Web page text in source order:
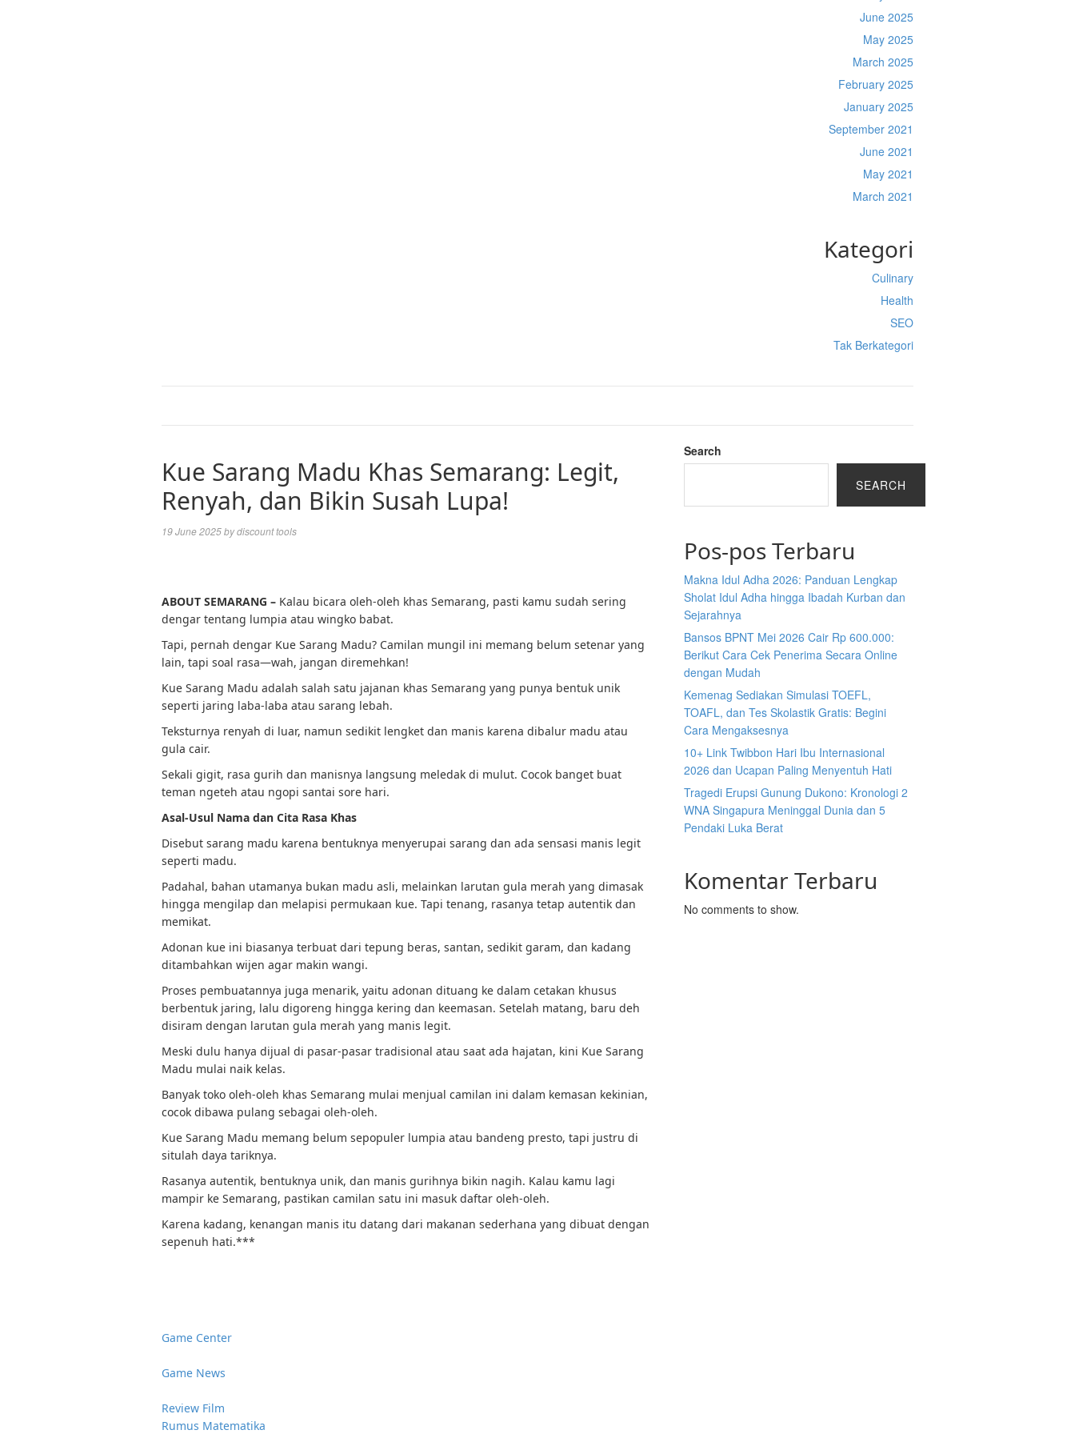
June 2025
May 2025
March 2025
February 2025
January 2025
September 2021
June 2021
May 2021
March 2021
Kategori
Culinary
Health
SEO
Tak Berkategori
Kue Sarang Madu Khas Semarang: Legit,
Renyah, dan Bikin Susah Lupa!
19 June 2025bydiscount tools
ABOUT SEMARANG – Kalau bicara oleh-oleh khas Semarang, pasti kamu sudah sering
dengar tentang lumpia atau wingko babat.
Tapi, pernah dengar Kue Sarang Madu? Camilan mungil ini memang belum setenar yang
lain, tapi soal rasa—wah, jangan diremehkan!
Kue Sarang Madu adalah salah satu jajanan khas Semarang yang punya bentuk unik
seperti jaring laba-laba atau sarang lebah.
Teksturnya renyah di luar, namun sedikit lengket dan manis karena dibalur madu atau
gula cair.
Sekali gigit, rasa gurih dan manisnya langsung meledak di mulut. Cocok banget buat
teman ngeteh atau ngopi santai sore hari.
Asal-Usul Nama dan Cita Rasa Khas
Disebut sarang madu karena bentuknya menyerupai sarang dan ada sensasi manis legit
seperti madu.
Padahal, bahan utamanya bukan madu asli, melainkan larutan gula merah yang dimasak
hingga mengilap dan melapisi permukaan kue. Tapi tenang, rasanya tetap autentik dan
memikat.
Adonan kue ini biasanya terbuat dari tepung beras, santan, sedikit garam, dan kadang
ditambahkan wijen agar makin wangi.
Proses pembuatannya juga menarik, yaitu adonan dituang ke dalam cetakan khusus
berbentuk jaring, lalu digoreng hingga kering dan keemasan. Setelah matang, baru deh
disiram dengan larutan gula merah yang manis legit.
Meski dulu hanya dijual di pasar-pasar tradisional atau saat ada hajatan, kini Kue Sarang
Madu mulai naik kelas.
Banyak toko oleh-oleh khas Semarang mulai menjual camilan ini dalam kemasan kekinian,
cocok dibawa pulang sebagai oleh-oleh.
Kue Sarang Madu memang belum sepopuler lumpia atau bandeng presto, tapi justru di
situlah daya tariknya.
Rasanya autentik, bentuknya unik, dan manis gurihnya bikin nagih. Kalau kamu lagi
mampir ke Semarang, pastikan camilan satu ini masuk daftar oleh-oleh.
Karena kadang, kenangan manis itu datang dari makanan sederhana yang dibuat dengan
sepenuh hati.***
Game Center
Game News
Review Film
Rumus Matematika
Search
SEARCH
Pos-pos Terbaru
Makna Idul Adha 2026: Panduan Lengkap
Sholat Idul Adha hingga Ibadah Kurban dan
Sejarahnya
Bansos BPNT Mei 2026 Cair Rp 600.000:
Berikut Cara Cek Penerima Secara Online
dengan Mudah
Kemenag Sediakan Simulasi TOEFL,
TOAFL, dan Tes Skolastik Gratis: Begini
Cara Mengaksesnya
10+ Link Twibbon Hari Ibu Internasional
2026 dan Ucapan Paling Menyentuh Hati
Tragedi Erupsi Gunung Dukono: Kronologi 2
WNA Singapura Meninggal Dunia dan 5
Pendaki Luka Berat
Komentar Terbaru
No comments to show.